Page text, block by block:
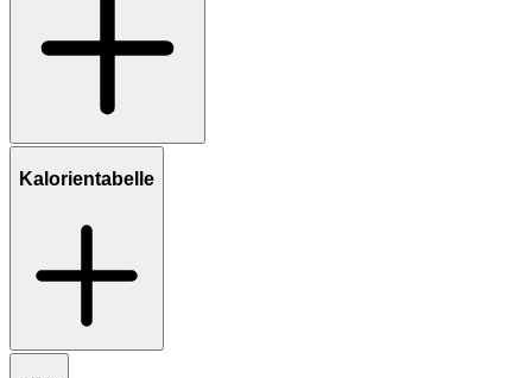
Kalorientabelle